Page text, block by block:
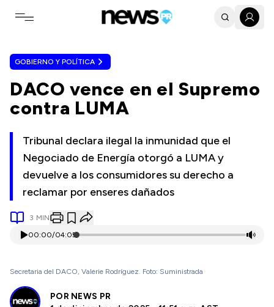
Toggle navigation menu
GOBIERNO Y POLÍTICA
DACO vence en el Supremo
contra LUMA
Tribunal declara ilegal la inmunidad que el
Negociado de Energía otorgó a LUMA y
devuelve a los consumidores su derecho a
reclamar por enseres dañados
3 MIN
00:00/04:05
Secretaria del DACO, Valerie Rodríguez. Foto: Suministrada
POR NEWS PR